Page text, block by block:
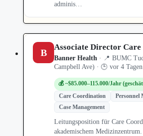
adminis…
B Associate Director
Banner Health · 📍 BUMC
Campbell Ave) · 🕒 vor 4 Tagen
💰 ~$85.000–115.000/Jahr
Care Coordination
Personnel
Case Management
Leitungsposition für Care
akademischem